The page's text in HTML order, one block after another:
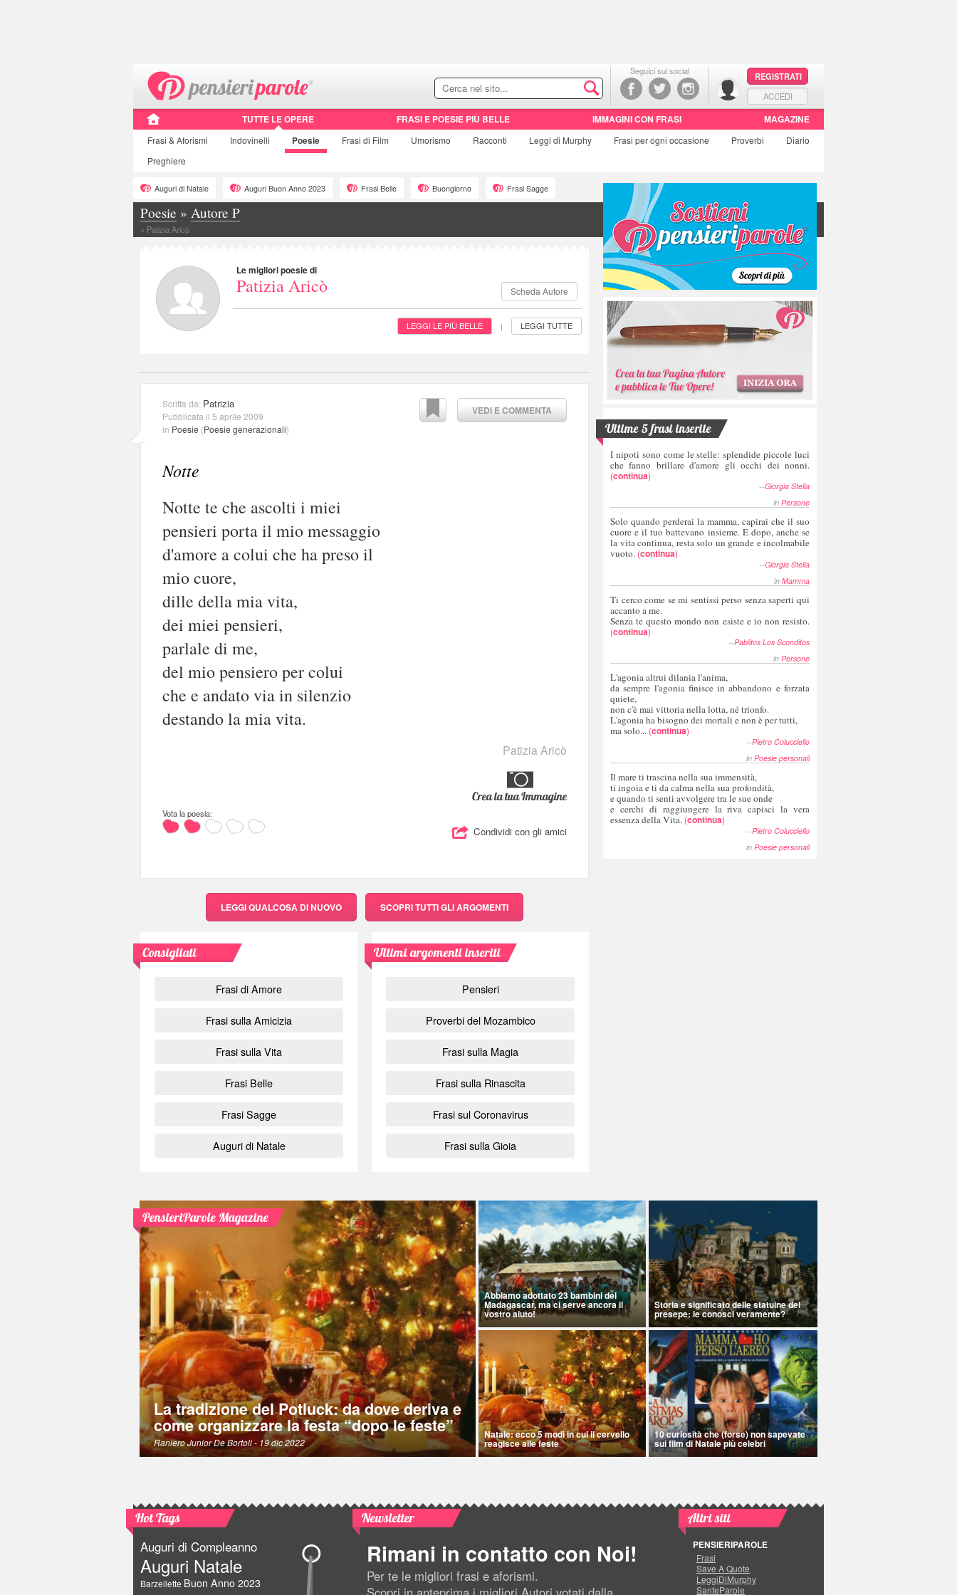
Seguici sui social
REGISTRATI
ACCEDI
TUTTE LE OPERE FRASI E POESIE PIÙ BELLE IMMAGINI CON FRASI MAGAZINE
Frasi & Aforismi Indovinelli Poesie Frasi di Film Umorismo Racconti Leggi di Murphy Frasi per ogni occasione Proverbi
Diario
Preghiere
Auguri di Natale Auguri Buon Anno 2023 Frasi Belle Buongiorno Frasi Sagge
Poesie » Autore P
» Patizia Aricò
Scheda Autore
Le migliori poesie di
Patizia Aricò
LEGGI LE PIÙ BELLE | LEGGI TUTTE
VEDI E COMMENTA
Scritta da: Patrizia
Pubblicata il 5 aprile 2009
in Poesie (Poesie generazionali)
Notte
Notte te che ascolti i miei
pensieri porta il mio messaggio
d'amore a colui che ha preso il
mio cuore,
dille della mia vita,
dei miei pensieri,
parlale di me,
del mio pensiero per colui
che e andato via in silenzio
destando la mia vita.
Patizia Aricò
Crea la tua Immagine
Vota la poesia:
Condividi con gli amici
LEGGI QUALCOSA DI NUOVO SCOPRITUTTI GLI ARGOMENTI
Consigliati
Frasi di Amore
Frasi sulla Amicizia
Frasi sulla Vita
Frasi Belle
Frasi Sagge
Auguri di Natale
Ultimi argomenti inseriti
Pensieri
Proverbi del Mozambico
Frasi sulla Magia
Frasi sulla Rinascita
Frasi sul Coronavirus
Frasi sulla Gioia
Ultime 5 frasi inserite
I nipoti sono come le stelle: splendide piccole luci
che fanno brillare d'amore gli occhi dei nonni.
(continua)
--Giorgia Stella
in Persone
Solo quando perderai la mamma, capirai che il suo
cuore e il tuo battevano insieme. E dopo, anche se
la vita continua, resta solo un grande e incolmabile
vuoto. (continua)
--Giorgia Stella
in Mamma
Ti cerco come se mi sentissi perso senza saperti qui
accanto a me.
Senza te questo mondo non esiste e io non resisto.
(continua)
--Pablitos Los Sconditos
in Persone
L'agonia altrui dilania l'anima,
da sempre l'agonia finisce in abbandono e forzata
quiete,
non c'è mai vittoria nella lotta, né trionfo.
L'agonia ha bisogno dei mortali e non è per tutti,
ma solo... (continua)
--Pietro Colucciello
in Poesie personali
Il mare ti trascina nella sua immensità,
ti ingoia e ti da calma nella sua profondità,
e quando ti senti avvolgere tra le sue onde
e cerchi di raggiungere la riva capisci la vera
essenza della Vita. (continua)
--Pietro Colucciello
in Poesie personali
PensieriParole Magazine
La tradizione del Potluck: da dove deriva e
come organizzare la festa “dopo le feste”
Raniero Junior De Bortoli- 19 dic 2022
Abbiamo adottato 23 bambini del
Madagascar, ma ci serve ancora il
vostro aiuto!
Storia e significato delle statuine del
presepe: le conosci veramente?
Natale: ecco 5 modi in cui il cervello
reagisce alle feste
10 curiosità che (forse) non sapevate
sui film di Natale più celebri
Hot Tags
Auguri di Compleanno
Auguri Natale
Barzellette Buon Anno 2023
Newsletter
Rimani in contatto con Noi!
Per te le migliori frasi e aforismi.
Altri siti
PENSIERIPAROLE
Frasi
Save A Quote
LeggiDiMurphy
SanteParole